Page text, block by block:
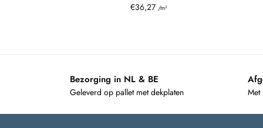
€36,27 /m²
Bezorging in NL & BE
Geleverd op pallet met dekplaten Met